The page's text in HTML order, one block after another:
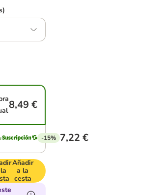
8,49 €
-15% 7,22 €
Añadir
a la
cesta